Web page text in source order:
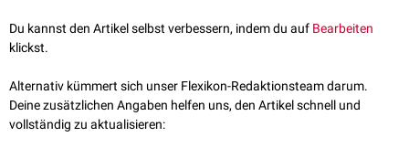
Analyse
zu ermöglichen.
Du kannst den Artikel selbst verbessern, indem du auf Bearbeiten
klickst.
Alternativ kümmert sich unser Flexikon-Redaktionsteam darum.
Deine zusätzlichen Angaben helfen uns, den Artikel schnell und
vollständig zu aktualisieren: